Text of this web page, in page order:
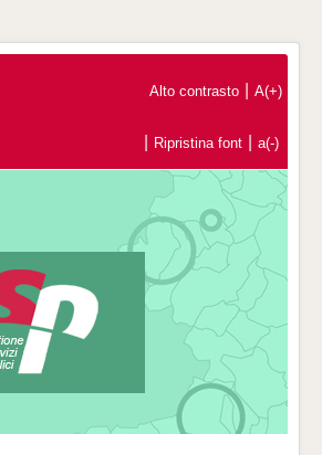
Alto contrasto A(+)
Ripristina font a(-)